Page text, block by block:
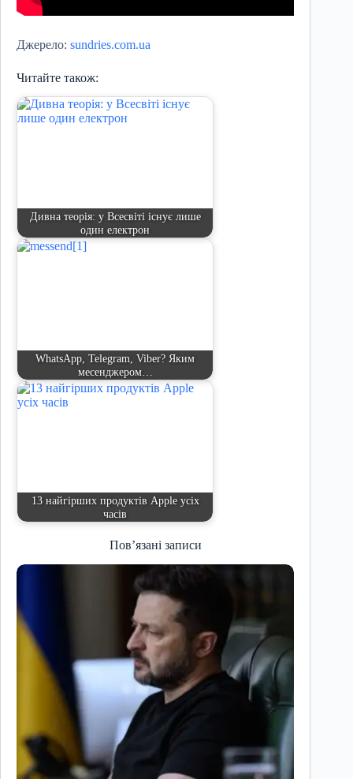
Джерело: sundries.com.ua
Читайте також:
Дивна теорія: у Всесвіті існує лише
один електрон
WhatsApp, Telegram, Viber? Яким
месенджером…
13 найгірших продуктів Apple усіх
часів
Пов’язані записи